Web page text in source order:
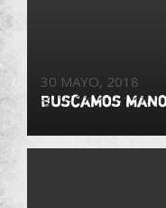
30 MAYO, 2018
Buscamos